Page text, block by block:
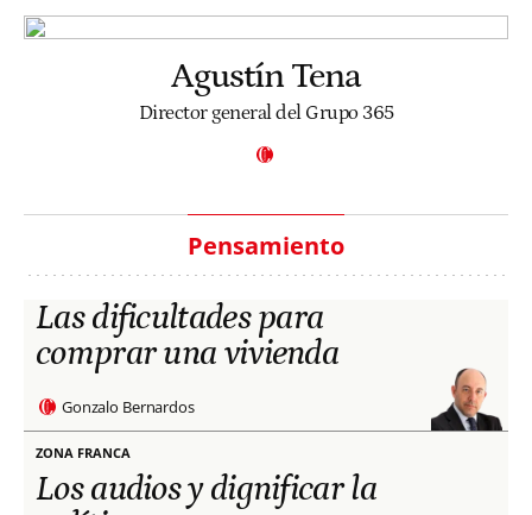
Agustín Tena
Director general del Grupo 365
Pensamiento
Las dificultades para
comprar una vivienda
Gonzalo Bernardos
ZONA FRANCA
Los audios y dignificar la